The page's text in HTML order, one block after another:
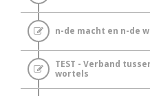
n-de macht en n-de
TEST - Verband
wortels